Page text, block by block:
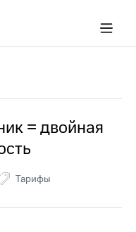
= двойная
Тарифы